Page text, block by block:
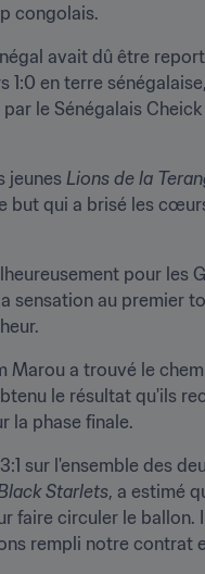
congolais.
avait dû être
en terre
le Sénégalais Cheick
jeunes Lions de la
but qui a brisé les
pour les
sensation au premier
Marou a trouvé le
le résultat qu'ils
la phase finale.
sur l'ensemble des
Starlets, a estimé
faire circuler le ballon.
rempli notre contrat